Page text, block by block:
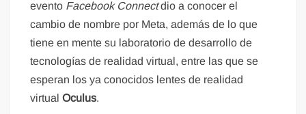
evento Facebook Connectdio a conocer el
cambio de nombre por Meta, además de lo que
tiene en mente su laboratorio de desarrollo de
tecnologías de realidad virtual, entre las que se
esperan los ya conocidos lentes de realidad
virtualOculus.